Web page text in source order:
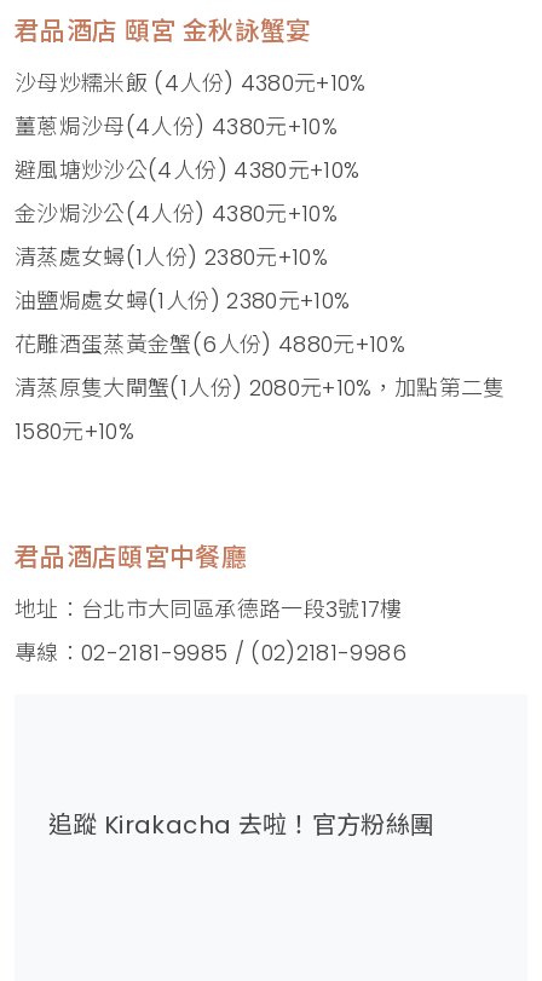
君品酒店 頤宮 金秋詠蟹宴
沙母炒糯米飯 (4人份) 4380元+10%
薑蔥焗沙母(4人份) 4380元+10%
避風塘炒沙公(4人份) 4380元+10%
金沙焗沙公(4人份) 4380元+10%
清蒸處女蟳(1人份) 2380元+10%
油鹽焗處女蟳(1人份) 2380元+10%
花雕酒蛋蒸黃金蟹(6人份) 4880元+10%
清蒸原隻大閘蟹(1人份) 2080元+10%，加點第二隻
1580元+10%
君品酒店頤宮中餐廳
地址：台北市大同區承德路一段3號17樓
專線：02-2181-9985 / (02)2181-9986
追蹤 Kirakacha 去啦！官方粉絲團